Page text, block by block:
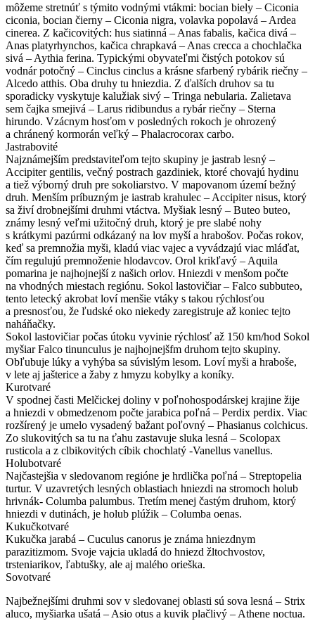
môžeme stretnúť s týmito vodnými vtákmi: bocian biely – Ciconia
ciconia, bocian čierny – Ciconia nigra, volavka popolavá – Ardea
cinerea. Z kačicovitých: hus siatinná – Anas fabalis, kačica divá –
Anas platyrhynchos, kačica chrapkavá – Anas crecca a chochlačka
sivá – Aythia ferina. Typickými obyvateľmi čistých potokov sú
vodnár potočný – Cinclus cinclus a krásne sfarbený rybárik riečny –
Alcedo atthis. Oba druhy tu hniezdia. Z ďalších druhov sa tu
sporadicky vyskytuje kalužiak sivý – Tringa nebularia. Zalietava
sem čajka smejivá – Larus ridibundus a rybár riečny – Sterna
hirundo. Vzácnym hosťom v posledných rokoch je ohrozený
a chránený kormorán veľký – Phalacrocorax carbo.
Jastrabovité
Najznámejším predstaviteľom tejto skupiny je jastrab lesný –
Accipiter gentilis, večný postrach gazdiniek, ktoré chovajú hydinu
a tiež výborný druh pre sokoliarstvo. V mapovanom území bežný
druh. Menším príbuzným je iastrab krahulec – Accipiter nisus, ktorý
sa živí drobnejšími druhmi vtáctva. Myšiak lesný – Buteo buteo,
známy lesný veľmi užitočný druh, ktorý je pre slabé nohy
s krátkymi pazúrmi odkázaný na lov myší a hrabošov. Počas rokov,
keď sa premnožia myši, kladú viac vajec a vyvádzajú viac mláďat,
čím regulujú premnoženie hlodavcov. Orol krikľavý – Aquila
pomarina je najhojnejší z našich orlov. Hniezdi v menšom počte
na vhodných miestach regiónu. Sokol lastovičiar – Falco subbuteo,
tento letecký akrobat loví menšie vtáky s takou rýchlosťou
a presnosťou, že ľudské oko niekedy zaregistruje až koniec tejto
naháňačky.
Sokol lastovičiar počas útoku vyvinie rýchlosť až 150 km/hod Sokol
myšiar Falco tinunculus je najhojnejšfm druhom tejto skupiny.
Obľubuje lúky a vyhýba sa súvislým lesom. Loví myši a hraboše,
v lete aj jašterice a žaby z hmyzu kobylky a koníky.
Kurotvaré
V spodnej časti Melčickej doliny v poľnohospodárskej krajine žije
a hniezdi v obmedzenom počte jarabica poľná – Perdix perdix. Viac
rozšírený je umelo vysadený bažant poľovný – Phasianus colchicus.
Zo slukovitých sa tu na ťahu zastavuje sluka lesná – Scolopax
rusticola a z clbikovitých cíbik chochlatý -Vanellus vanellus.
Holubotvaré
Najčastejšia v sledovanom regióne je hrdlička poľná – Streptopelia
turtur. V uzavretých lesných oblastiach hniezdi na stromoch holub
hrivnák- Columba palumbus. Tretím menej častým druhom, ktorý
hniezdi v dutinách, je holub plúžik – Columba oenas.
Kukučkotvaré
Kukučka jarabá – Cuculus canorus je známa hniezdnym
parazitizmom. Svoje vajcia ukladá do hniezd žltochvostov,
trsteniarikov, ľabtušky, ale aj malého orieška.
Sovotvaré
Najbežnejšími druhmi sov v sledovanej oblasti sú sova lesná – Strix
aluco, myšiarka ušatá – Asio otus a kuvik plačlivý – Athene noctua.